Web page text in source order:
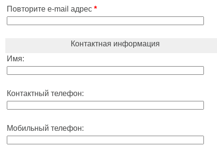
Повторите e-mail адрес *
Контактная информация
Имя:
Контактный телефон:
Мобильный телефон: